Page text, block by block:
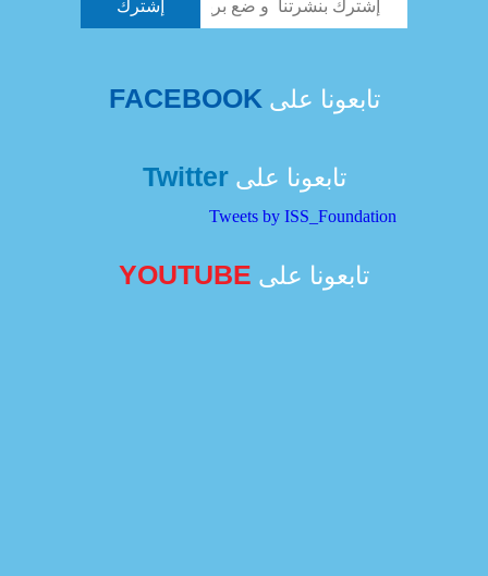
تابعونا على FACEBOOK
تابعونا علىTwitter
Tweets by ISS_Foundation
تابعونا على YOUTUBE